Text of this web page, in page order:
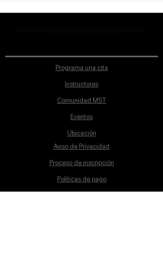
Programa una cita
Instructores
Comunidad MST
Eventos
Ubicación
Aviso de Privacidad
Proceso de inscripción
Políticas de pago